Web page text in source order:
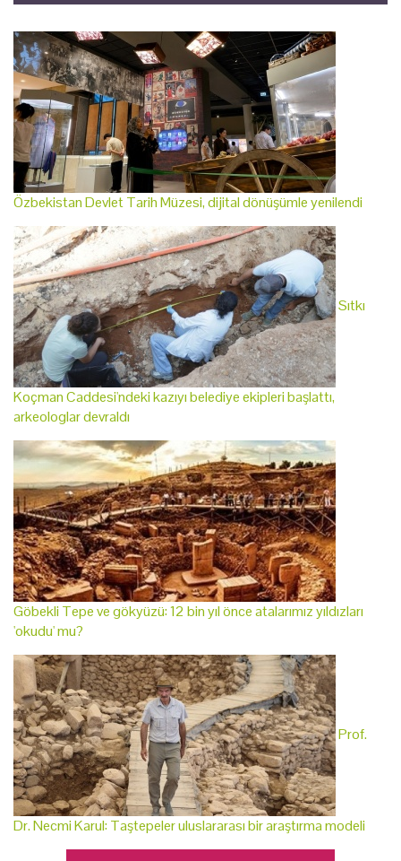
Özbekistan Devlet Tarih Müzesi, dijital dönüşümle yenilendi
Sıtkı
Koçman Caddesi'ndeki kazıyı belediye ekipleri başlattı,
arkeologlar devraldı
Göbekli Tepe ve gökyüzü: 12 bin yıl önce atalarımız yıldızları
'okudu' mu?
Prof.
Dr. Necmi Karul: Taştepeler uluslararası bir araştırma modeli